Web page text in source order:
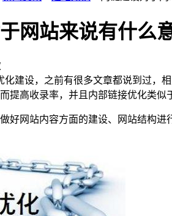
网站来说有什么
化建设，之前有很多文章都说到过，
提高收录率，并且内部链接优化类似
好网站内容方面的建设、网站结构进